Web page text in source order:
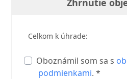
Celkom k úhrade:
Oboznámil som sa s
podmienkami. *